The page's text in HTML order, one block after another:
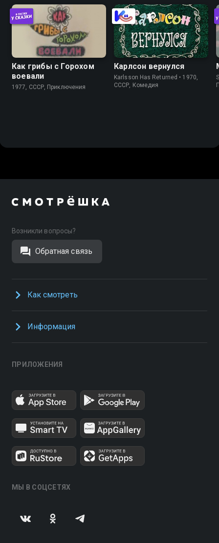
Как грибы с Горохом
воевали
1977, СССР, Приключения
Карлсон вернулся
Karlsson Has Returned • 1970,
СССР, Комедия
Возникли вопросы?
Обратная связь
Как смотреть
Информация
ПРИЛОЖЕНИЯ
МЫ В СОЦСЕТЯХ